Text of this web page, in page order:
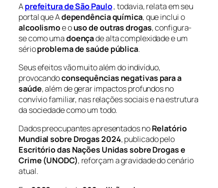
Aprefeitura de São Paulo, todavia, relata em seu
portal que Adependência química, que inclui o
alcoolismoe ouso de outras drogas, configura-
se como umadoençade alta complexidade e um
sérioproblema de saúde pública.
Seus efeitos vão muito além do indivíduo,
provocandoconsequências negativas para a
saúde, além de gerar impactos profundos no
convívio familiar, nas relações sociais e na estrutura
da sociedade como um todo.
Dados preocupantes apresentados noRelatório
Mundial sobre Drogas 2024, publicado pelo
Escritório das Nações Unidas sobre Drogas e
Crime (UNODC), reforçam a gravidade do cenário
atual.